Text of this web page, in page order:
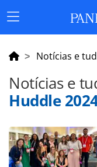
Menu
Principal
Notícias e
Notícias e
Huddle